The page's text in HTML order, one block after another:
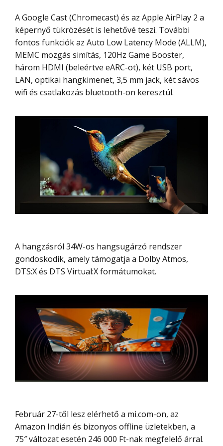
A Google Cast (Chromecast) és az Apple AirPlay 2 a
képernyő tükrözését is lehetővé teszi. További
fontos funkciók az Auto Low Latency Mode (ALLM),
MEMC mozgás simítás, 120Hz Game Booster,
három HDMI (beleértve eARC-ot), két USB port,
LAN, optikai hangkimenet, 3,5 mm jack, két sávos
wifi és csatlakozás bluetooth-on keresztül.
A hangzásról 34W-os hangsugárzó rendszer
gondoskodik, amely támogatja a Dolby Atmos,
DTS:X és DTS Virtual:X formátumokat.
Február 27-től lesz elérhető a mi.com-on, az
Amazon Indián és bizonyos offline üzletekben, a
75″ változat esetén 246 000 Ft-nak megfelelő árral.